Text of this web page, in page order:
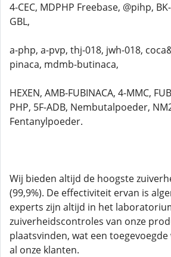
4-CEC, MDPHP Freebase, @pihp,
GBL,
a-php, a-pvp, thj-018, jwh-018,
pinaca, mdmb-butinaca,
HEXEN, AMB-FUBINACA, 4-MMC,
PHP, 5F-ADB, Nembutalpoeder,
Fentanylpoeder.
Wij bieden altijd de hoogste
(99,9%). De effectiviteit ervan is
experts zijn altijd in het
zuiverheidscontroles van onze
plaatsvinden, wat een
al onze klanten.